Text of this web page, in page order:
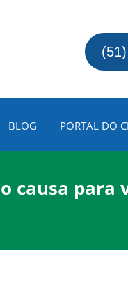
BLOG PORTAL DO
causa para